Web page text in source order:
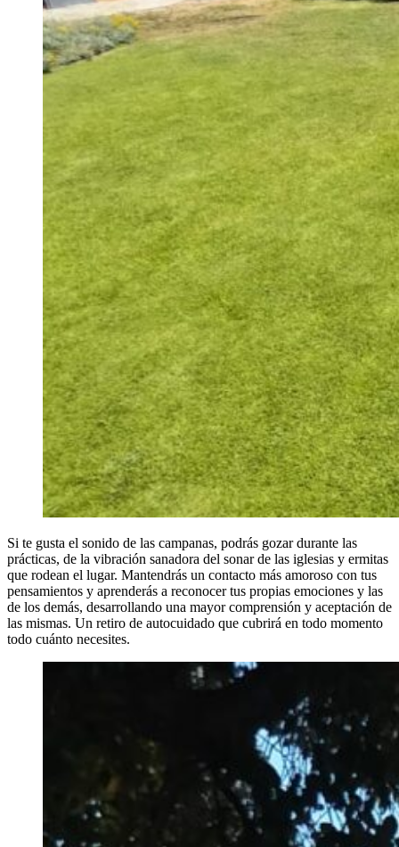
Si te gusta el sonido de las campanas, podrás gozar durante las
prácticas, de la vibración sanadora del sonar de las iglesias y ermitas
que rodean el lugar. Mantendrás un contacto más amoroso con tus
pensamientos y aprenderás a reconocer tus propias emociones y las
de los demás, desarrollando una mayor comprensión y aceptación de
las mismas. Un retiro de autocuidado que cubrirá en todo momento
todo cuánto necesites.